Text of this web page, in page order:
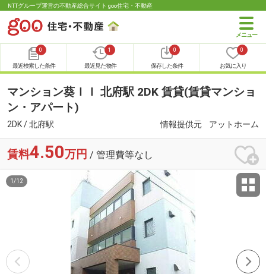
NTTグループ運営の不動産総合サイト goo住宅・不動産
0
最近検索した条件
1
最近見た物件
0
保存した条件
0
お気に入り
マンション葵ＩＩ 北府駅 2DK 賃貸(賃貸マンショ
ン・アパート)
2DK / 北府駅 情報提供元 アットホーム
賃料4.50万円 / 管理費等なし
1 /12